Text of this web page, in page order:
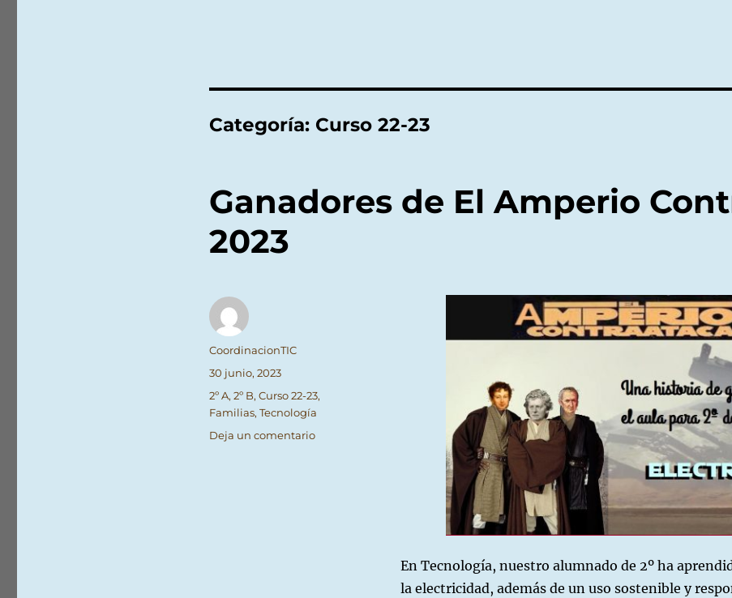
Categoría: Curso 22-23
Ganadores de El Amperio
2023
En Tecnología, nuestro alumnado de 2º ha
la electricidad, además de un uso sostenible y
Autor
CoordinacionTIC
Publicado
el
30 junio, 2023
Categorías
2º A, 2º B, Curso 22-23,
Familias, Tecnología
Deja un comentarioen